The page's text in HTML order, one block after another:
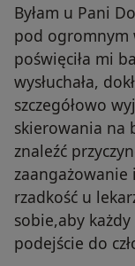
Byłam u Pani
pod ogromnym
poświęciła mi
wysłuchała,
szczegółowo
skierowania na
znaleźć
rzadkość u
sobie,aby
podejście do